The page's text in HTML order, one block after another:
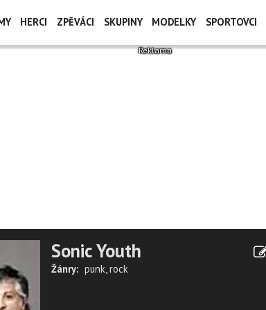
HERCI ZPĚVÁCI SKUPINY MODELKY SPORTOVCI
Sonic Youth
Žánry: punk,rock